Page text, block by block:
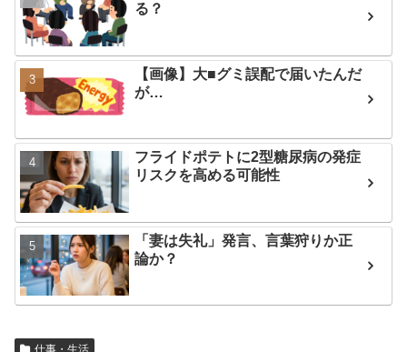
る？
【画像】大■グミ誤配で届いたんだ
が…
フライドポテトに2型糖尿病の発症
リスクを高める可能性
「妻は失礼」発言、言葉狩りか正
論か？
仕事・生活